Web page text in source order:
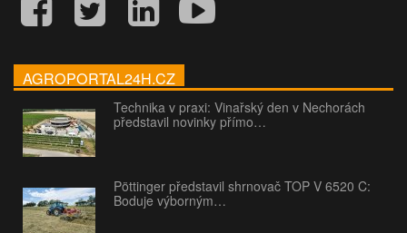
AGROPORTAL24H.CZ
Technika v praxi: Vinařský den v Nechorách
představil novinky přímo…
Pöttinger představil shrnovač TOP V 6520 C:
Boduje výborným…